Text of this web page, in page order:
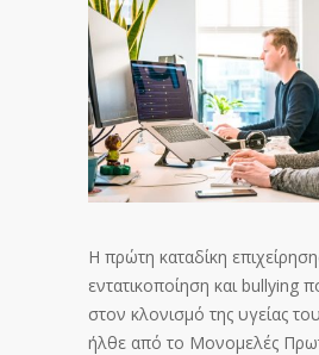
Η πρώτη καταδίκη
εντατικοποίηση και bullying
στον κλονισμό της υγείας
ήλθε από το Μονομελές